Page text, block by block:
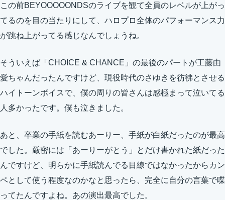
この前BEYOOOOONDSのライブを観て全員のレベルが上がっ
てるのを目の当たりにして、ハロプロ全体のパフォーマンス力
が跳ね上がってる感じなんでしょうね。
そういえば「CHOICE & CHANCE」の最後のパートが工藤由
愛ちゃんだったんですけど、現役時代のさゆきを彷彿とさせる
ハイトーンボイスで、僕の周りの皆さんは感極まって泣いてる
人多かったです。僕も泣きました。
あと、卒業の手紙を読むあーりー、手紙が白紙だったのが最高
でした。厳密には「あーりーがとう」とだけ書かれた紙だった
んですけど、明らかに手紙読んでる目線ではなかったからカン
ペとして使う程度なのかなと思ったら、完全に自分の言葉で喋
ってたんですよね。あの演出最高でした。